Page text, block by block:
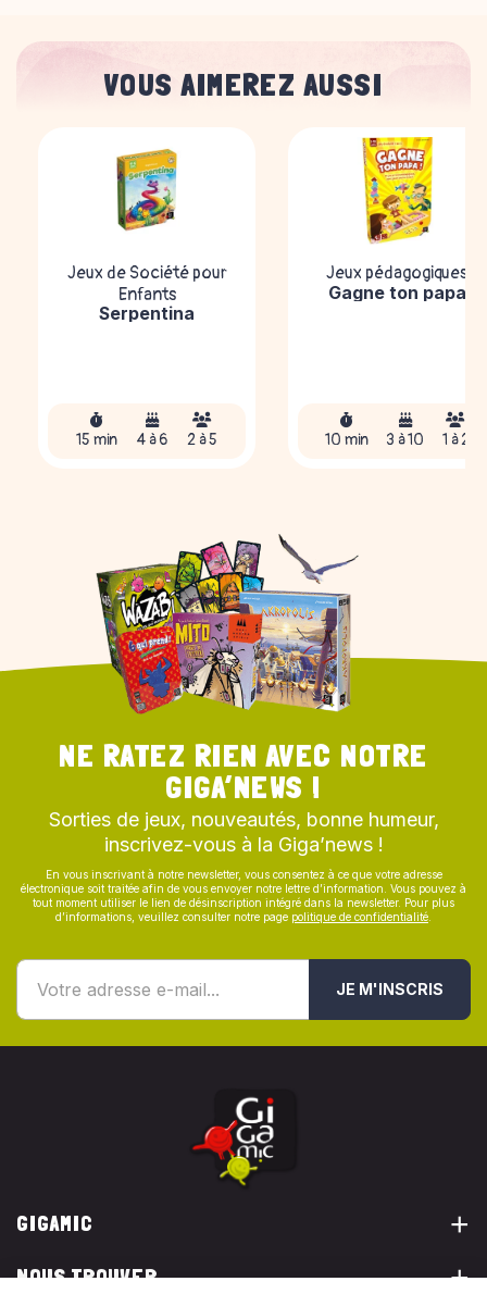
VOUS AIMEREZ AUSSI
Jeux de Société pour
Enfants
Serpentina
15 min 4 à 6 2 à 5
Jeux pédagogiques
Gagne ton papa
10 min 3 à 10 1 à 2
NE RATEZ RIEN AVEC NOTRE
GIGA’NEWS !
Sorties de jeux, nouveautés, bonne humeur,
inscrivez-vous à la Giga’news !
En vous inscrivant à notre newsletter, vous consentez à ce que votre adresse
électronique soit traitée afin de vous envoyer notre lettre d’information. Vous pouvez à
tout moment utiliser le lien de désinscription intégré dans la newsletter. Pour plus
d’informations, veuillez consulter notre page politique de confidentialité
JE M'INSCRIS
GIGAMIC
NOUS TROUVER